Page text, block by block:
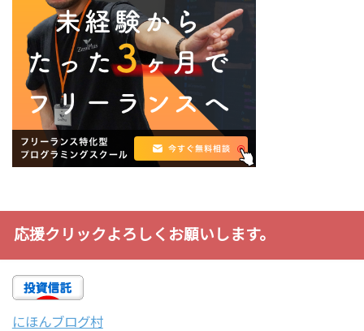
応援クリックよろしくお願いします。
にほんブログ村